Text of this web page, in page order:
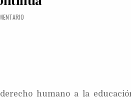
humano a la